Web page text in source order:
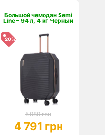
Большой чемодан Semi
Line – 94 л, 4 кг Черный
-20%
5 989 грн
4 791 грн